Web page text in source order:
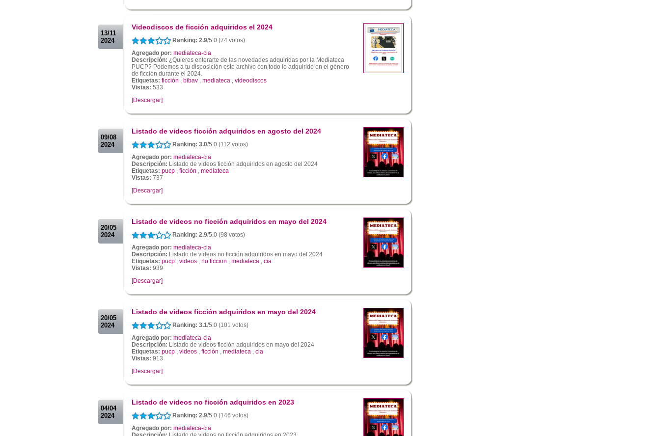
13/11
2024
Videodiscos de ficción adquiridos el 2024
Ranking: 2.9/5.0 (74 votos)
Agregado por: mediateca-cia
Descripción: ¿Quieres enterarte de las novedades adquiridas por la Mediateca
PUCP? Podemos a tu disposición este archivo con todo lo adquirido en el género
de ficción durante el 2024.
Etiquetas: ficción , bibav , mediateca , videodiscos
Vistas: 533
[Descargar]
09/08
2024
Listado de videos ficción adquiridos en agosto del 2024
Ranking: 3.0/5.0 (112 votos)
Agregado por: mediateca-cia
Descripción: Listado de videos ficción adquiridos en agosto del 2024
Etiquetas: pucp , ficción , mediateca
Vistas: 737
[Descargar]
20/05
2024
Listado de videos no ficción adquiridos en mayo del 2024
Ranking: 2.9/5.0 (98 votos)
Agregado por: mediateca-cia
Descripción: Listado de videos no ficción adquiridos en mayo del 2024
Etiquetas: pucp , videos , no ficcion , mediateca , cia
Vistas: 939
[Descargar]
20/05
2024
Listado de videos ficción adquiridos en mayo del 2024
Ranking: 3.1/5.0 (101 votos)
Agregado por: mediateca-cia
Descripción: Listado de videos ficción adquiridos en mayo del 2024
Etiquetas: pucp , videos , ficción , mediateca , cia
Vistas: 913
[Descargar]
04/04
2024
Listado de videos no ficción adquiridos en 2023
Ranking: 2.9/5.0 (146 votos)
Agregado por: mediateca-cia